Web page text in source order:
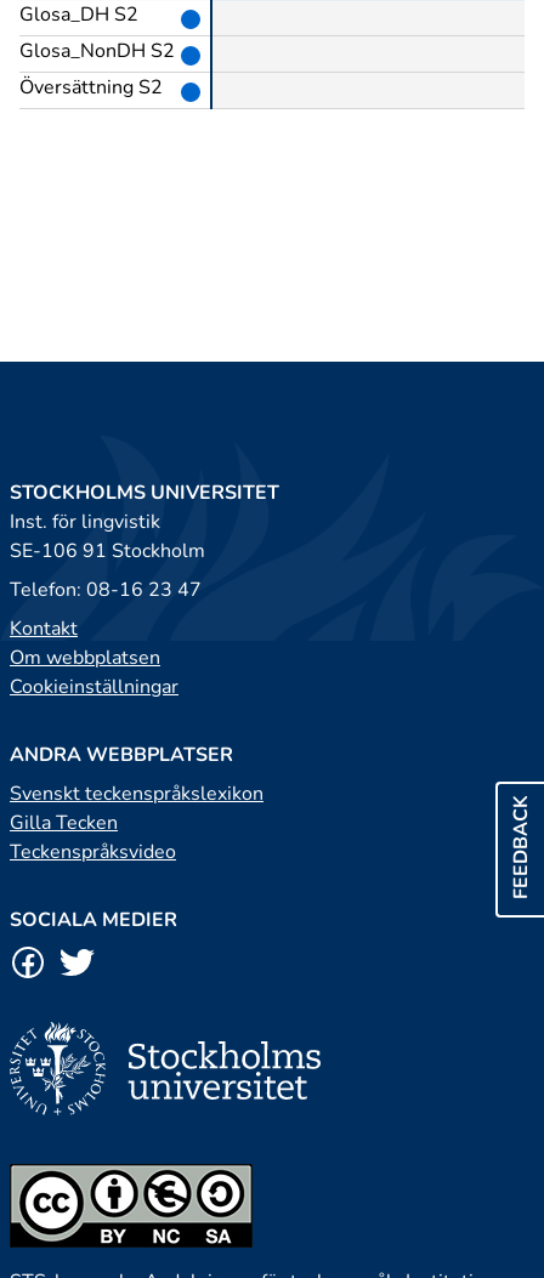
Glosa_DH S2
Glosa_NonDH S2
Översättning S2
FEEDBACK
STOCKHOLMS UNIVERSITET
Inst. för lingvistik
SE-106 91 Stockholm
Telefon: 08-16 23 47
Kontakt
Om webbplatsen
Cookieinställningar
ANDRA WEBBPLATSER
Svenskt teckenspråkslexikon
Gilla Tecken
Teckenspråksvideo
SOCIALA MEDIER